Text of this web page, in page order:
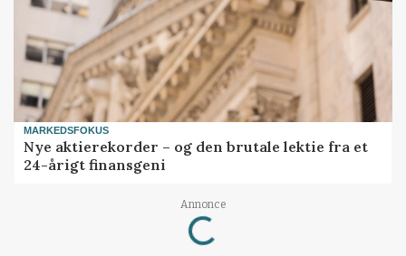
MARKEDSFOKUS
Nye aktierekorder – og den brutale lektie fra et
24-årigt finansgeni
Annonce
Loading...